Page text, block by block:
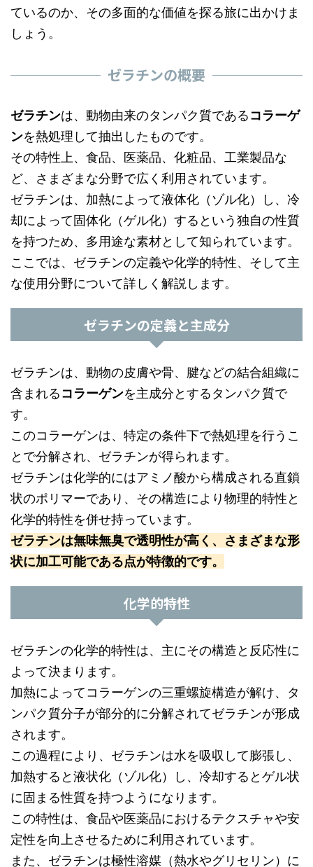
ているのか、その多面的な価値を探る旅に出かけま
しょう。
ゼラチンの概要
ゼラチンは、動物由来のタンパク質であるコラーゲ
ンを熱処理して抽出したものです。
その特性上、食品、医薬品、化粧品、工業製品な
ど、さまざまな分野で広く利用されています。
ゼラチンは、加熱によって液体化（ゾル化）し、冷
却によって固体化（ゲル化）するという独自の性質
を持つため、多用途な素材として知られています。
ここでは、ゼラチンの定義や化学的特性、そして主
な使用分野について詳しく解説します。
ゼラチンの定義と主成分
ゼラチンは、動物の皮膚や骨、腱などの結合組織に
含まれるコラーゲンを主成分とするタンパク質で
す。
このコラーゲンは、特定の条件下で熱処理を行うこ
とで分解され、ゼラチンが得られます。
ゼラチンは化学的にはアミノ酸から構成される直鎖
状のポリマーであり、その構造により物理的特性と
化学的特性を併せ持っています。
ゼラチンは無味無臭で透明性が高く、さまざまな形
状に加工可能である点が特徴的です。
化学的特性
ゼラチンの化学的特性は、主にその構造と反応性に
よって決まります。
加熱によってコラーゲンの三重螺旋構造が解け、タ
ンパク質分子が部分的に分解されてゼラチンが形成
されます。
この過程により、ゼラチンは水を吸収して膨張し、
加熱すると液状化（ゾル化）し、冷却するとゲル状
に固まる性質を持つようになります。
この特性は、食品や医薬品におけるテクスチャや安
定性を向上させるために利用されています。
また、ゼラチンは極性溶媒（熱水やグリセリン）に